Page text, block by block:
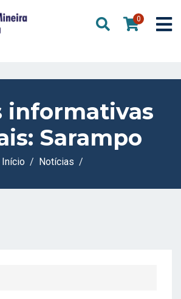
0
informativas
Sarampo
Início Notícias